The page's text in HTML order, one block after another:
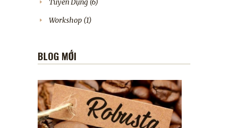
Tuyển Dụng (6)
Workshop (1)
BLOG MỚI